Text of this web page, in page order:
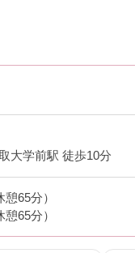
大学前駅 徒歩10分
65分）
65分）